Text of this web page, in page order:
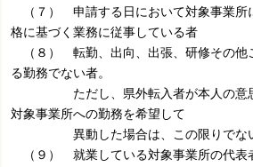
（７） 申請する日において対象事業所
格に基づく業務に従事している者
（８） 転勤、出向、出張、研修その他
る勤務でない者。
ただし、県外転入者が本人の意思
対象事業所への勤務を希望して
異動した場合は、この限りでない
（９） 就業している対象事業所の代表